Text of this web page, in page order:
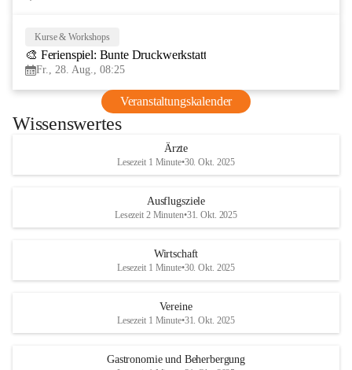
Kurse & Workshops
🎨 Ferienspiel: Bunte Druckwerkstatt
Fr., 28. Aug., 08:25
Veranstaltungskalender
Wissenswertes
Ärzte
Lesezeit 1 Minute•30. Okt. 2025
Ausflugsziele
Lesezeit 2 Minuten•31. Okt. 2025
Wirtschaft
Lesezeit 1 Minute•30. Okt. 2025
Vereine
Lesezeit 1 Minute•31. Okt. 2025
Gastronomie und Beherbergung